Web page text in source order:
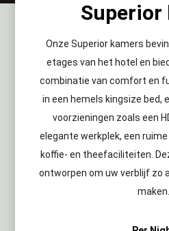
Superior
Onze Superior kamers
etages van het hotel en
combinatie van comfort en
in een hemels kingsize bed,
voorzieningen zoals een
elegante werkplek, een
koffie- en theefaciliteiten.
ontworpen om uw verblijf zo
maken.